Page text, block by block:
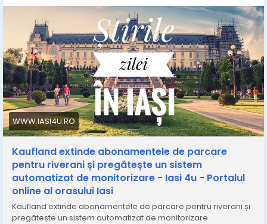
WWW.IASI4U.RO
Kaufland extinde abonamentele de parcare
pentru riverani și pregătește un sistem
automatizat de monitorizare - Iasi 4u - Portalul
online al orasului Iasi
Kaufland extinde abonamentele de parcare pentru riverani și
pregătește un sistem automatizat de monitorizare